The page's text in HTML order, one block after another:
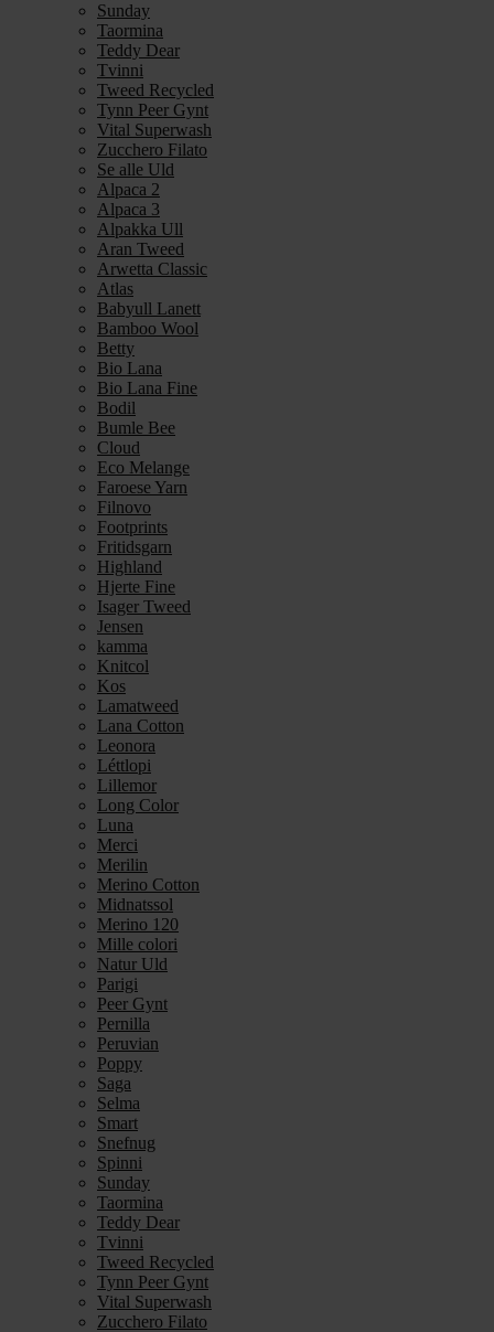
Sunday
Taormina
Teddy Dear
Tvinni
Tweed Recycled
Tynn Peer Gynt
Vital Superwash
Zucchero Filato
Se alle Uld
Alpaca 2
Alpaca 3
Alpakka Ull
Aran Tweed
Arwetta Classic
Atlas
Babyull Lanett
Bamboo Wool
Betty
Bio Lana
Bio Lana Fine
Bodil
Bumle Bee
Cloud
Eco Melange
Faroese Yarn
Filnovo
Footprints
Fritidsgarn
Highland
Hjerte Fine
Isager Tweed
Jensen
kamma
Knitcol
Kos
Lamatweed
Lana Cotton
Leonora
Léttlopi
Lillemor
Long Color
Luna
Merci
Merilin
Merino Cotton
Midnatssol
Merino 120
Mille colori
Natur Uld
Parigi
Peer Gynt
Pernilla
Peruvian
Poppy
Saga
Selma
Smart
Snefnug
Spinni
Sunday
Taormina
Teddy Dear
Tvinni
Tweed Recycled
Tynn Peer Gynt
Vital Superwash
Zucchero Filato